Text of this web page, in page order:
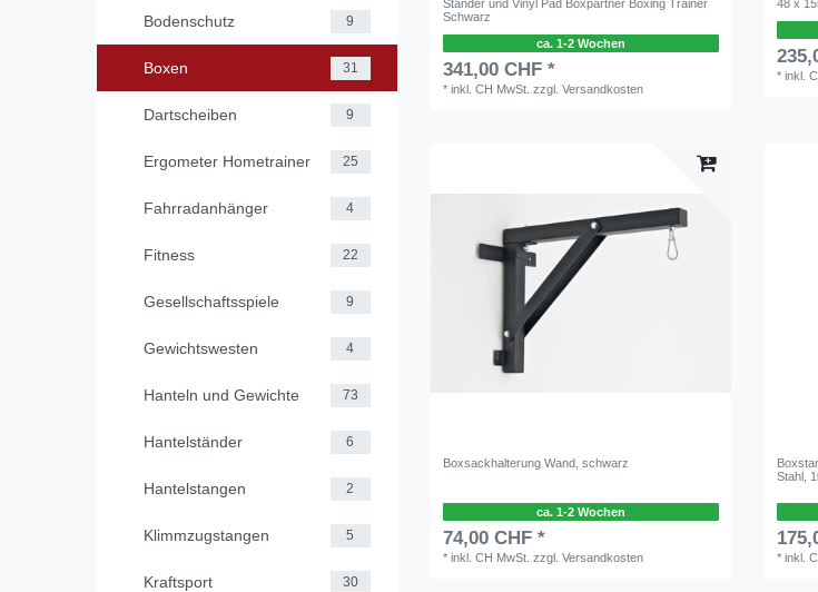
Bodenschutz 9
Boxen 31
Dartscheiben 9
Ergometer Hometrainer 25
Fahrradanhänger 4
Fitness 22
Gesellschaftsspiele 9
Gewichtswesten 4
Hanteln und Gewichte 73
Hantelständer 6
Hantelstangen 2
Klimmzugstangen 5
Kraftsport 30
Ständer und Vinyl Pad Boxpartner Boxing Trainer
Schwarz
ca. 1-2 Wochen
341,00 CHF *
*inkl. CH MwSt. zzgl.Versandkosten
48 x
*inkl.
Boxsackhalterung Wand, schwarz
ca. 1-2 Wochen
74,00 CHF *
*inkl. CH MwSt. zzgl.Versandkosten
Stahl,
*inkl.